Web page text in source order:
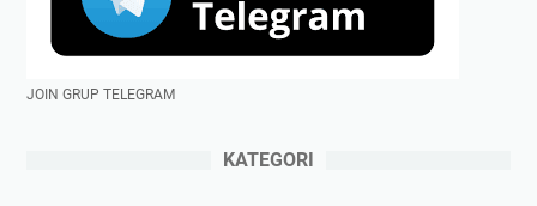
JOIN GRUP TELEGRAM
KATEGORI